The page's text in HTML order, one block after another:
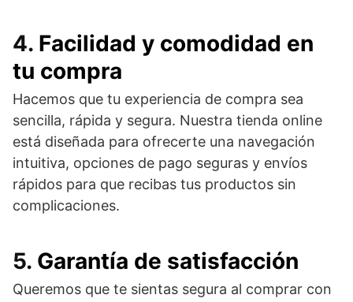
4. Facilidad y comodidad en
tu compra
Hacemos que tu experiencia de compra sea
sencilla, rápida y segura. Nuestra tienda online
está diseñada para ofrecerte una navegación
intuitiva, opciones de pago seguras y envíos
rápidos para que recibas tus productos sin
complicaciones.
5. Garantía de satisfacción
Queremos que te sientas segura al comprar con